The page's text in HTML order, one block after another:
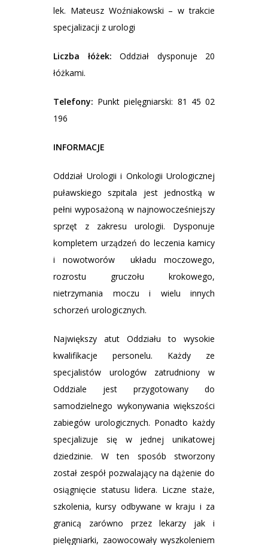
lek. Mateusz Woźniakowski – w trakcie
specjalizacji z urologi
Liczba łóżek: Oddział dysponuje 20
łóżkami.
Telefony: Punkt pielęgniarski: 81 45 02
196
INFORMACJE
Oddział Urologii i Onkologii Urologicznej
puławskiego szpitala jest jednostką w
pełni wyposażoną w najnowocześniejszy
sprzęt z zakresu urologii. Dysponuje
kompletem urządzeń do leczenia kamicy
i nowotworów układu moczowego,
rozrostu gruczołu krokowego,
nietrzymania moczu i wielu innych
schorzeń urologicznych.
Największy atut Oddziału to wysokie
kwalifikacje personelu. Każdy ze
specjalistów urologów zatrudniony w
Oddziale jest przygotowany do
samodzielnego wykonywania większości
zabiegów urologicznych. Ponadto każdy
specjalizuje się w jednej unikatowej
dziedzinie. W ten sposób stworzony
został zespół pozwalający na dążenie do
osiągnięcie statusu lidera. Liczne staże,
szkolenia, kursy odbywane w kraju i za
granicą zarówno przez lekarzy jak i
pielęgniarki, zaowocowały wyszkoleniem